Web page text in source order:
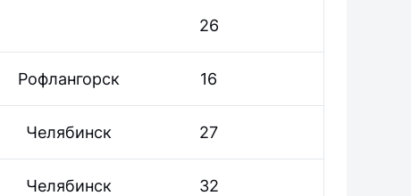
26
Рофлангорск 16
Челябинск 27
Челябинск 32